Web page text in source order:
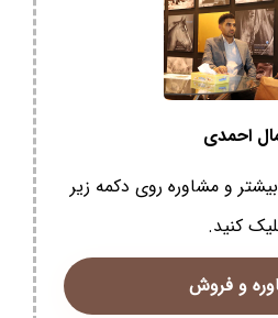
احمدی
و مشاوره روی دکمه زیر
کنید.
و فروش